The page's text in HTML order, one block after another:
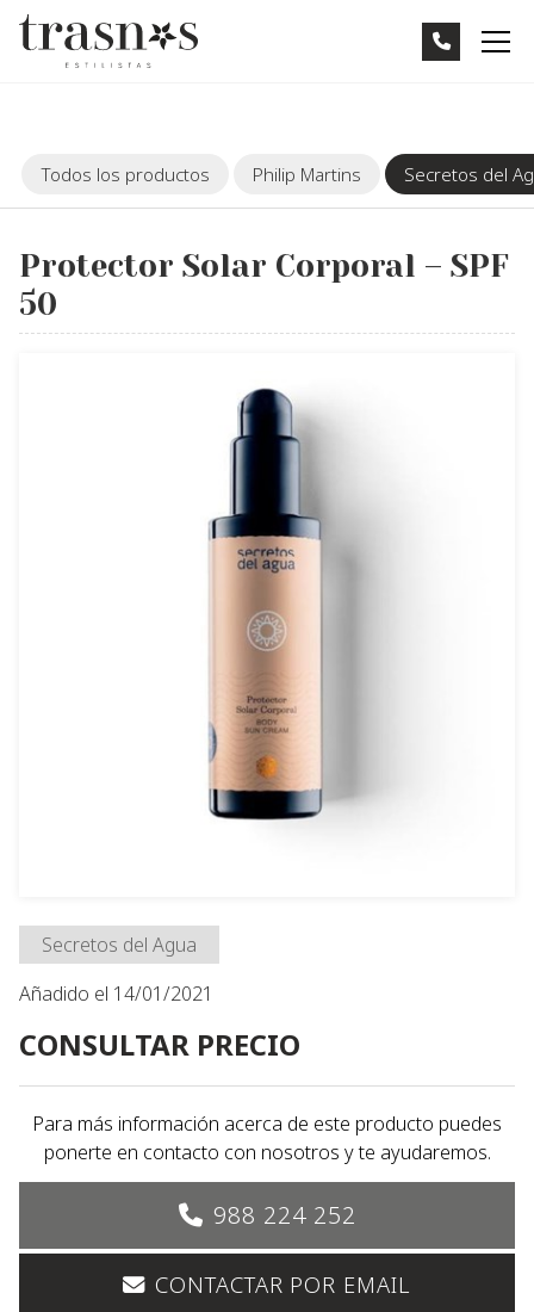
Todos los productos Philip Martins Secretos del
Protector Solar Corporal – SPF
50
Secretos del Agua
Añadido el 14/01/2021
CONSULTAR PRECIO
Para más información acerca de este producto puedes
ponerte en contacto con nosotros y te ayudaremos.
988 224 252
CONTACTAR POR EMAIL